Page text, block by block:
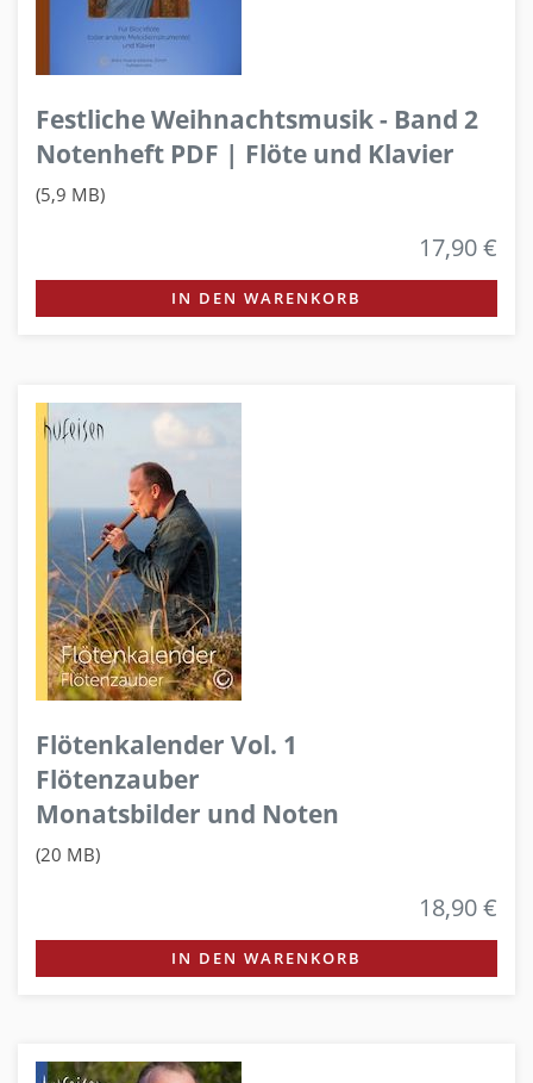
Festliche Weihnachtsmusik - Band 2
Notenheft PDF | Flöte und Klavier
(5,9 MB)
17,90 €
IN DEN WARENKORB
Flötenkalender Vol. 1
Flötenzauber
Monatsbilder und Noten
(20 MB)
18,90 €
IN DEN WARENKORB